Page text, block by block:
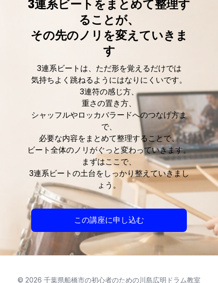
3連系ビートをまとめて整理す
ることが、
その先のノリを変えていきま
す
3連系ビートは、ただ形を覚えるだけでは
気持ちよく跳ねるようにはなりにくいです。
3連符の感じ方、
重さの置き方、
シャッフルやロッカバラードへのつなげ方ま
で、
必要な内容をまとめて整理することで、
ビート全体のノリがぐっと変わっていきます。
まずはここで、
3連系ビートの土台をしっかり整えていきまし
ょう。
この講座に申し込む
© 2026 千葉県船橋市の初心者のための川島広明ドラム教室